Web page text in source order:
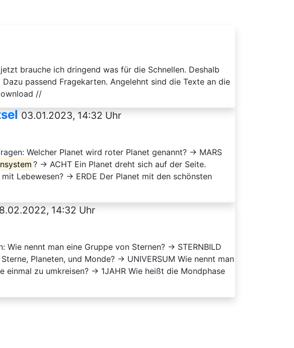
brauche ich dringend was für die Schnellen. Deshalb
Dazu passend Fragekarten. Angelehnt sind die Texte an die
//
03.01.2023, 14:32 Uhr
Welcher Planet wird roter Planet genannt? → MARS
? → ACHT Ein Planet dreht sich auf der Seite.
Lebewesen? → ERDE Der Planet mit den schönsten
14:32 Uhr
Wie nennt man eine Gruppe von Sternen? → STERNBILD
Planeten, und Monde? → UNIVERSUM Wie nennt man
einmal zu umkreisen? → 1JAHR Wie heißt die Mondphase